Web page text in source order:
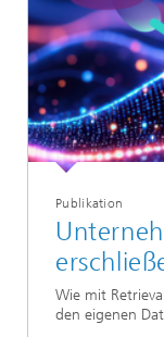
Publikation
Wie mit
den eigenen